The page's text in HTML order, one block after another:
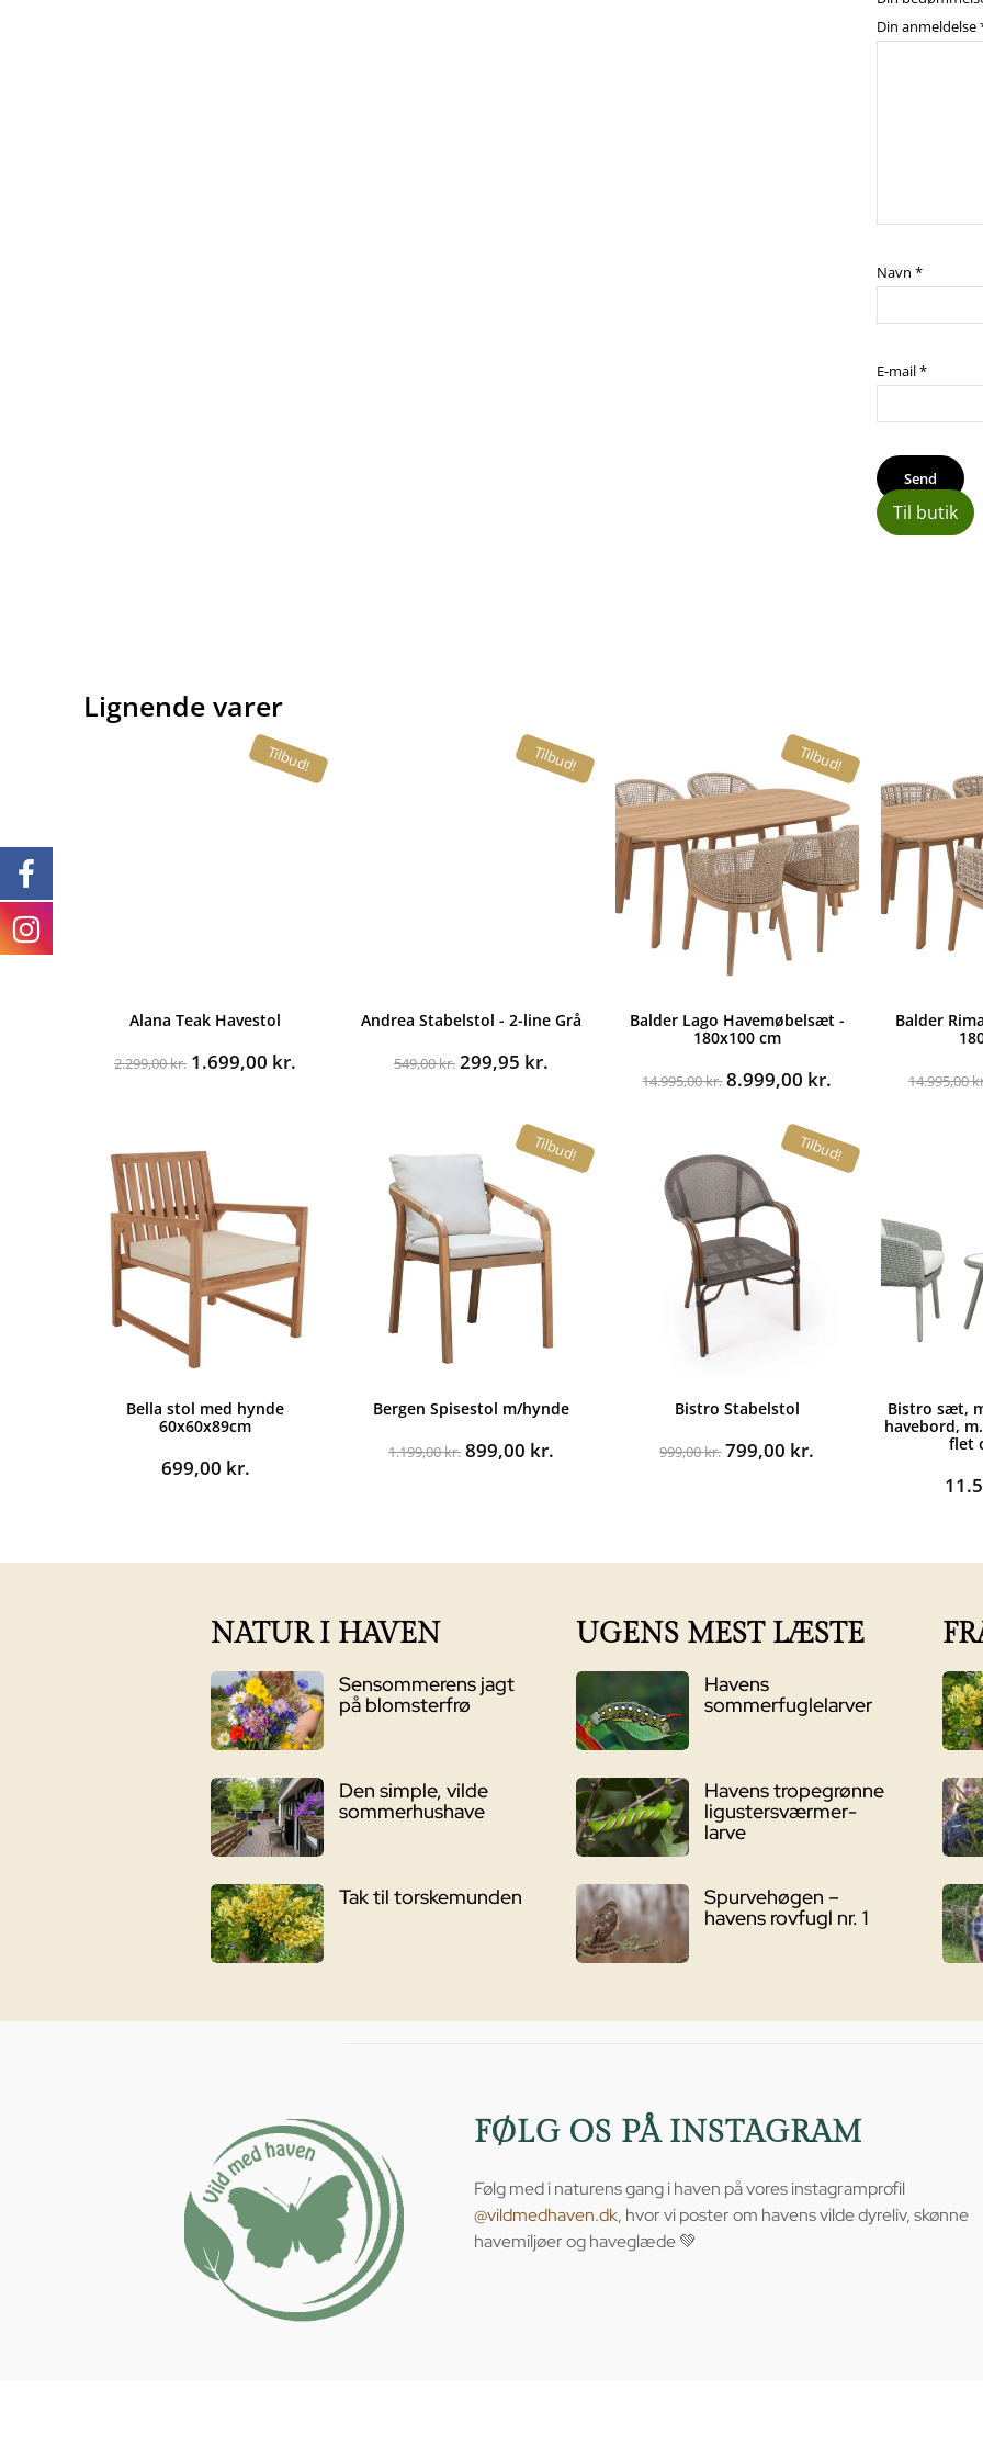
Din anmeldelse
Navn*
E-mail*
Til butik
Lignende varer
Tilbud!
Alana Teak Havestol
2.299,00kr. Den
2.299,00 kr..
1.699,00 kr.
Tilbud!
Andrea Stabelstol - 2-line Grå
549,00kr. Den
549,00 kr..
299,95 kr.
er:
299,95 kr..
Tilbud!
Balder Lago Havemøbelsæt -
180x100 cm
14.995,00kr.Den
14.995,00 kr..
8.999,00 kr.
er:
8.999,00 kr..
Balder
14.995,00
Bella stol med hynde
60x60x89cm
699,00 kr.
Tilbud!
Bergen Spisestol m/hynde
1.199,00kr. Den
899,00 kr.
Tilbud!
Bistro Stabelstol
999,00kr.Den
799,00 kr.
Bistro sæt,
havebord,
flet
NATUR I HAVEN
Sensommerens jagt
på blomsterfrø
Den simple, vilde
sommerhushave
Tak til torskemunden
UGENS MEST LÆSTE
Havens
sommerfuglelarver
Havens tropegrønne
ligustersværmer-
larve
Spurvehøgen –
havens rovfugl nr. 1
FØLG OS PÅ INSTAGRAM
Følg med i naturens gang i haven på vores instagramprofil
@vildmedhaven.dk, hvor vi poster om havens vilde dyreliv, skønne
havemiljøer og haveglæde 💚